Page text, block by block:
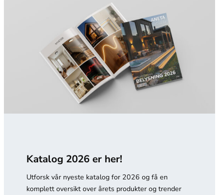
Katalog 2026 er her!
Utforsk vår nyeste katalog for 2026 og få en
komplett oversikt over årets produkter og trender